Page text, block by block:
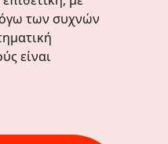
των συχνών
είναι